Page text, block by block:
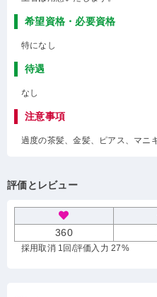
希望資格・必要資格
特になし
待遇
なし
注意事項
過度の茶髪、金髪、ピアス、マニ
評価とレビュー
360
採用取消 1回 /評価入力 27%